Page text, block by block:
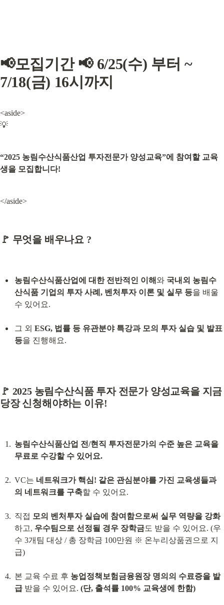
📢모집기간 📢 6/25(수) 부터 ~
7/18(금) 16시까지
<aside>
💡
“2025 농림수산식품산업 투자전문가 양성교육”에 참여할 교육
생을 모집합니다!
</aside>
🚩 무엇을 배우나요 ?
농림수산식품산업에 대한 전반적인 이해 와 국내외 농림수
산식품 기업의 투자 사례, 벤처투자 이론 및 실무 등을 배울
수 있어요.
그 외 ESG, 법률 등 유관분야 특강과 모의 투자 실습 및 발표
등을 진행해요.
🚩 2025 농림수산식품 투자 전문가 양성교육을 지금
당장 신청해야하는 이유!
농림수산식품산업 전/현직 투자전문가의 수준 높은 교육을
무료로 수강할 수 있어요.
VC는 네트워크가 핵심! 같은 관심분야를 가진 교육생들과
의 네트워크를 구축할 수 있어요.
직접 모의 벤처투자 실습에 참여함으로써 실무 역량을 강화
하고, 우수팀으로 선정될 경우 장학금도 받을 수 있어요. (우
수 3개팀 대상 / 총 장학금 100만원 ※ 온누리상품권으로 지
급)
본 교육 수료 후 농업정책보험금융원장 명의의 수료증을 발
급 받을 수 있어요. (단, 출석률 100% 교육생에 한함)